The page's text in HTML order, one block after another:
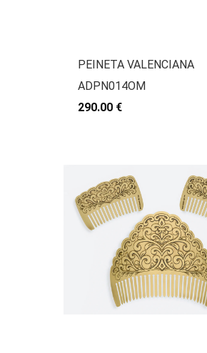
PEINETA VALENCIANA
ADPN014OM
290.00 €